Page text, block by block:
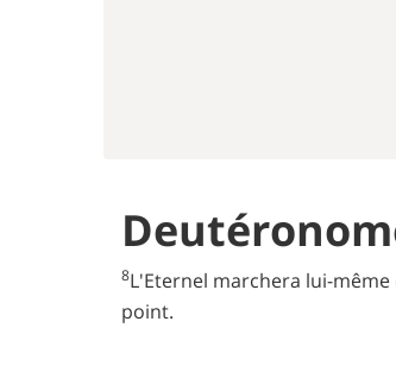
8L'Eternel marchera lui-
point.